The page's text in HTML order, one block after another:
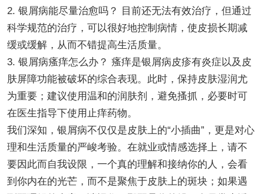
2. 银屑病能尽量治愈吗？ 目前还无法有效治疗，但通过
科学规范的治疗，可以很好地控制病情，使皮损长期减
缓或缓解，从而不错提高生活质量。
3. 银屑病瘙痒怎么办？ 瘙痒是银屑病皮疹有炎症以及皮
肤屏障功能被破坏的综合表现。此时，保持皮肤湿润尤
为重要；建议使用温和的润肤剂，避免搔抓，必要时可
在医生指导下使用止痒药物。
我们深知，银屑病不仅仅是皮肤上的“小插曲”，更是对心
理和生活质量的严峻考验。在就业或情感选择上，请不
要因此而自我设限，一个真的理解和接纳你的人，会看
到你内在的光芒，而不是聚焦于皮肤上的斑块；如果遇